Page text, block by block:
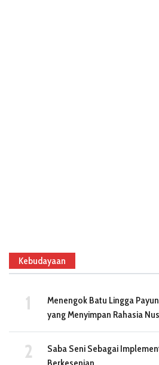
Kebudayaan
Menengok Batu Lingga
yang Menyimpan Rahasia
Saba Seni Sebagai